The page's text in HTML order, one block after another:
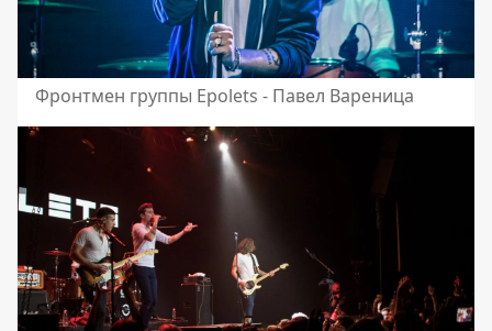
Фронтмен группы Epolets - Павел Вареница